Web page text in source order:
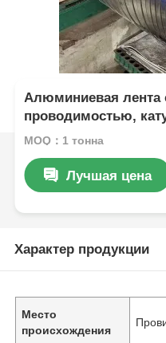
Алюминиевая лента
проводимостью,
изготовленная на
автоматический
MOQ：1 тонна
Лучшая цена
Характер продукции
Место
происхождения